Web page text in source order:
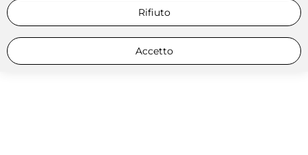
Rifiuto
Accetto